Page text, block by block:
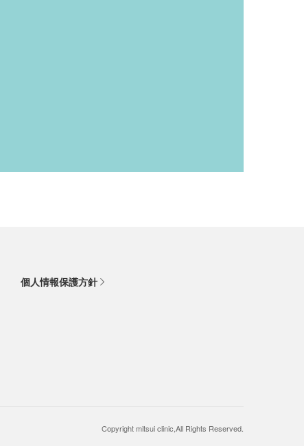
個人情報保護方針
Copyright mitsui clinic,All Rights Reserved.